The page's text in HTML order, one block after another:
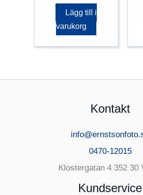
Lägg till i
varukorg
Kontakt
0470-12015
Klostergatan 4 352 30
Kundservice